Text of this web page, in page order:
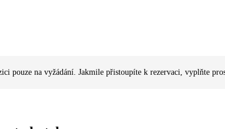
pouze na vyžádání. Jakmile přistoupíte k rezervaci, vyplňte